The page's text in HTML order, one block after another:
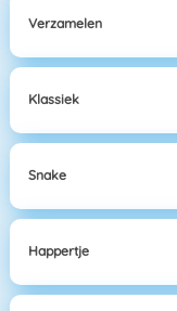
Verzamelen
Klassiek
Snake
Happertje